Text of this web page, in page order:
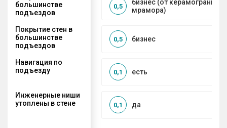
большинстве
подъездов
бизнес (от керамогранита
мрамора)
0,5
Покрытие стен в
большинстве
подъездов
бизнес
0,5
Навигация по
подъезду
есть
0,1
Инженерные ниши
утоплены в стене
да
0,1